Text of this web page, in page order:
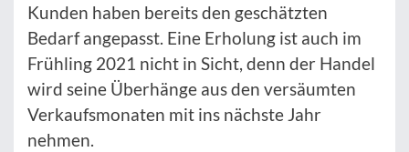
Kunden haben bereits den geschätzten
Bedarf angepasst. Eine Erholung ist auch im
Frühling 2021 nicht in Sicht, denn der Handel
wird seine Überhänge aus den versäumten
Verkaufsmonaten mit ins nächste Jahr
nehmen.